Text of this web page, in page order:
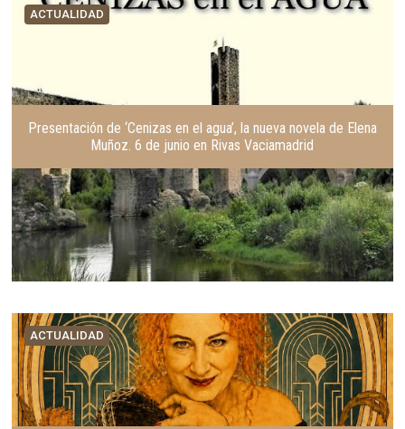
ACTUALIDAD
Presentación de ‘Cenizas en el agua’, la nueva novela de Elena
Muñoz. 6 de junio en Rivas Vaciamadrid
ACTUALIDAD